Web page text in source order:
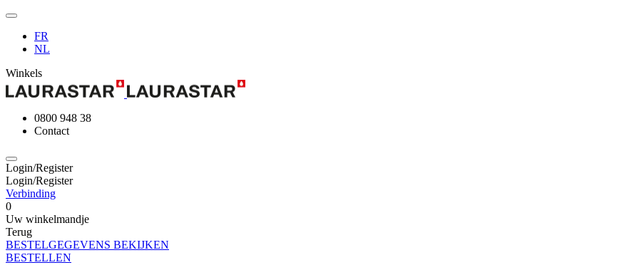
FR
NL
Winkels
0800 948 38
Contact
Login/Register
Login/Register
Verbinding
0
Uw winkelmandje
Terug
BESTELGEGEVENS BEKIJKEN
BESTELLEN